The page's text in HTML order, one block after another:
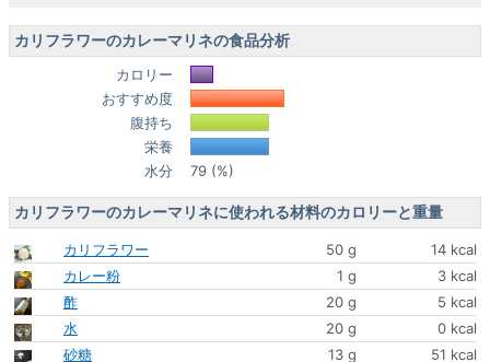
カリフラワーのカレーマリネの食品分析
カロリー
おすすめ度
腹持ち
栄養
水分
79 (%)
カリフラワーのカレーマリネに使われる材料のカロリーと重量
カリフラワー 50 g
14 kcal
カレー粉
1 g
3 kcal
酢
20 g
5 kcal
水
20 g
0 kcal
砂糖
13 g
51 kcal